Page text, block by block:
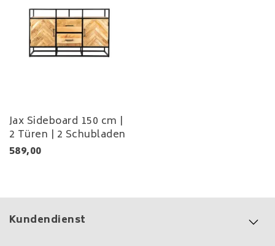
Jax Sideboard 150 cm |
2 Türen | 2 Schubladen
589,00
Kundendienst